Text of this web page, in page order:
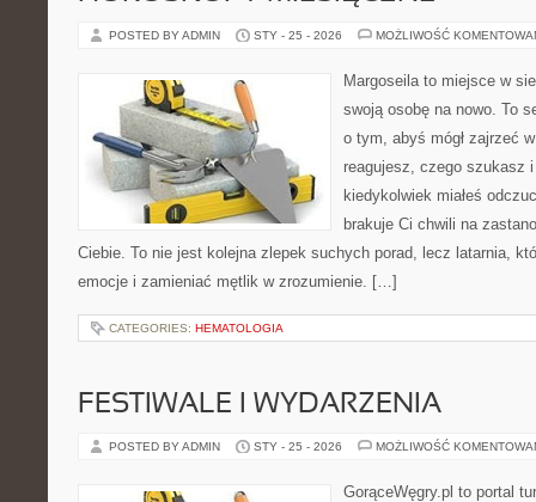
POSTED BY ADMIN STY - 25 - 2026 MOŻLIWOŚĆ
Margoseila to miejsce w
swoją osobę na nowo. To
o tym, abyś mógł zajrzeć
reagujesz, czego szukasz
kiedykolwiek miałeś
brakuje Ci chwili na
Ciebie. To nie jest kolejna zlepek suchych porad, lecz latarnia,
emocje i zamieniać mętlik w zrozumienie. […]
CATEGORIES: HEMATOLOGIA
FESTIWALE I WYDARZENIA
POSTED BY ADMIN STY - 25 - 2026 MOŻLIWOŚĆ
GorąceWęgry.pl to portal